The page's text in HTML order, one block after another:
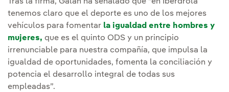
tenemos claro que el deporte es uno de los mejores
vehículos para fomentar la igualdad entre hombres y
mujeres, que es el quinto ODS y un principio
irrenunciable para nuestra compañía, que impulsa la
igualdad de oportunidades, fomenta la conciliación y
potencia el desarrollo integral de todas sus
empleadas”.